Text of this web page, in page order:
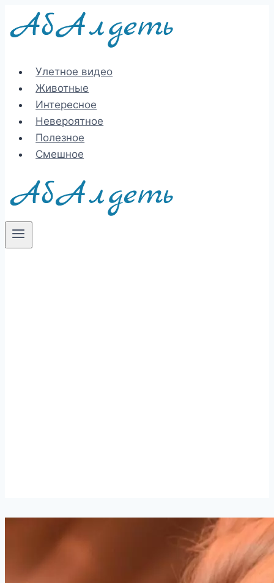
Перейти
Улетное видео
Животные
Интересное
Невероятное
Полезное
Смешное